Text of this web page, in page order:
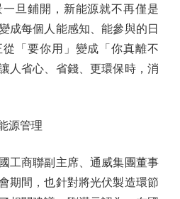
旦鋪開，新能源就不再僅是
成每個人能感知、能參與的日
「要你用」變成「你真離不
人省心、省錢、更環保時，消
源管理
商聯副主席、通威集團董事
期間，也針對將光伏製造環節